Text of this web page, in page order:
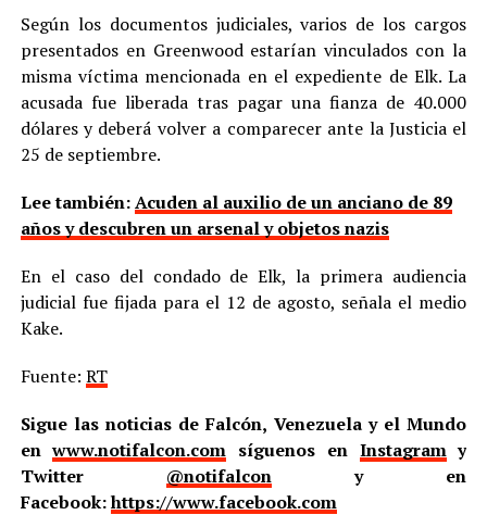
Según los documentos judiciales, varios de los cargos
presentados en Greenwood estarían vinculados con la
misma víctima mencionada en el expediente de Elk. La
acusada fue liberada tras pagar una fianza de 40.000
dólares y deberá volver a comparecer ante la Justicia el
25 de septiembre.
Lee también:Acuden al auxilio de un anciano de 89
años y descubren un arsenal y objetos nazis
En el caso del condado de Elk, la primera audiencia
judicial fue fijada para el 12 de agosto, señala el medio
Kake.
Fuente: RT
Sigue las noticias de Falcón, Venezuela y el Mundo
enwww.notifalcon.com síguenos en Instagramy
Twitter @notifalcony en
Facebook:https://www.facebook.com